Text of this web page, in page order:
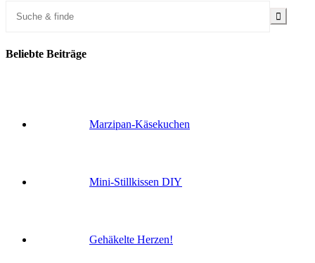
Beliebte Beiträge
Marzipan-Käsekuchen
Mini-Stillkissen DIY
Gehäkelte Herzen!